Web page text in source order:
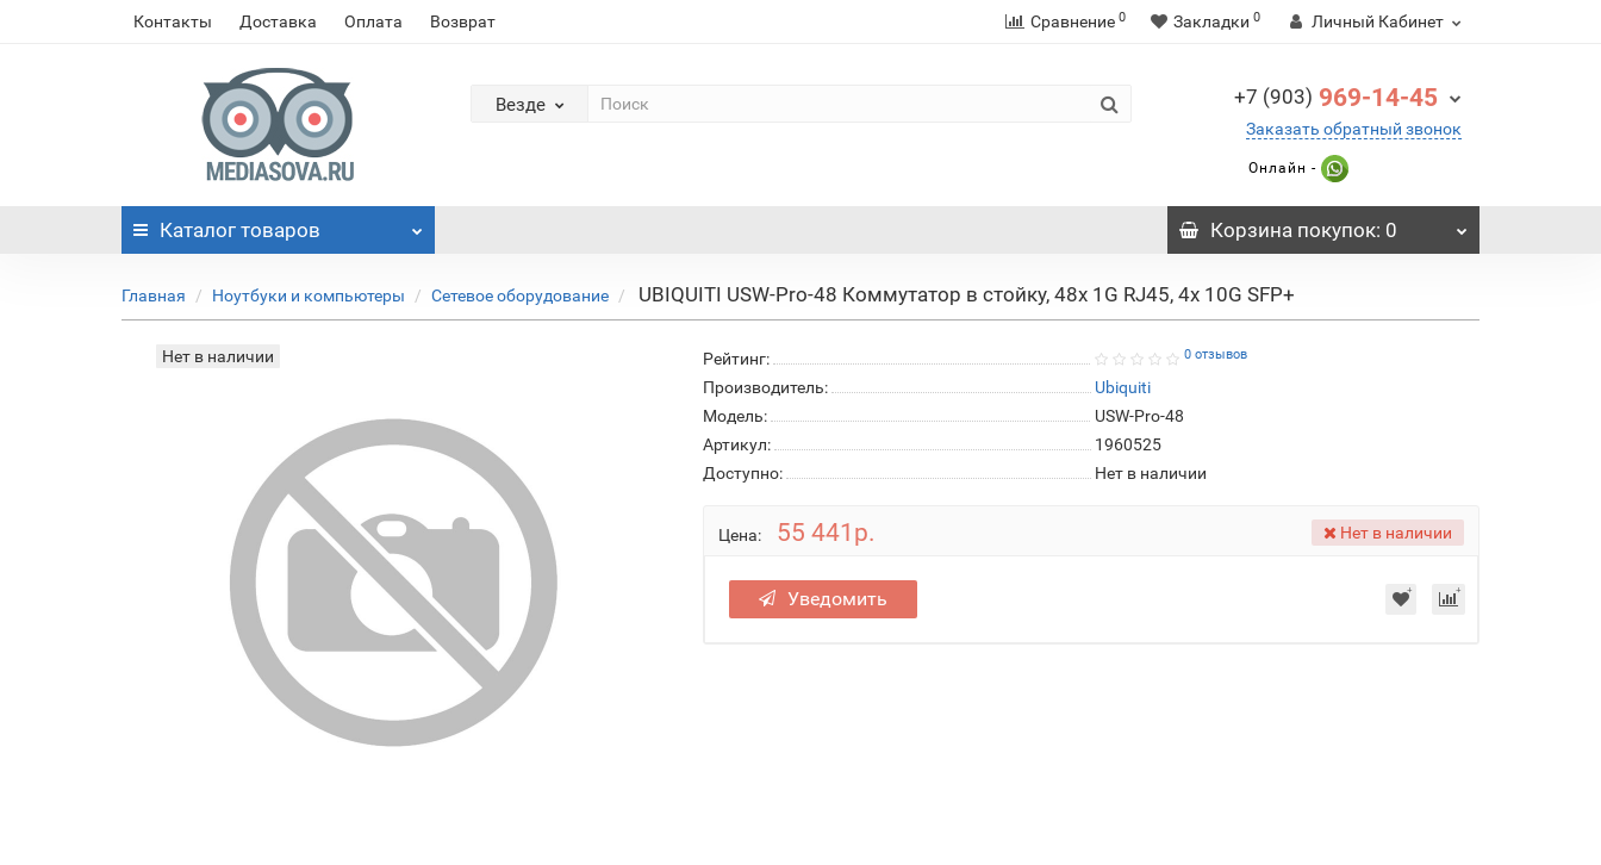
Контакты Доставка Оплата Возврат Сравнение 0 Закладки 0 Личный Кабинет
Везде +7 (903) 969-14-45
Заказать обратный звонок
Онлайн -
Каталог товаров Корзинапокупок: 0
Главная Ноутбуки и компьютеры Сетевое оборудование UBIQUITI USW-Pro-48 Коммутатор в стойку, 48х 1G RJ45, 4х 10G SFP+
Нет в наличии Рейтинг: 0 отзывов
Производитель:
Ubiquiti
Модель:
USW-Pro-48
Артикул:
1960525
Доступно:
Нет в наличии
Цена: 55 441р. Нет в наличии
Уведомить